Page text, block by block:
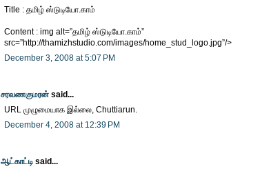
Title : தமிழ் ஸ்டுடியோ.காம்
Content : img alt=”தமிழ் ஸ்டுடியோ.காம்”
src=”http://thamizhstudio.com/images/home_stud_logo.jpg”/>
December 3, 2008 at 5:07 PM
சரவணகுமரன் said...
URL முழுமையாக இல்லை, Chuttiarun.
December 4, 2008 at 12:39 PM
ஆட்காட்டி said...